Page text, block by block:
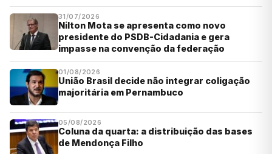
31/07/2026
Nilton Mota se apresenta como novo
presidente do PSDB-Cidadania e gera
impasse na convenção da federação
01/08/2026
União Brasil decide não integrar coligação
majoritária em Pernambuco
05/08/2026
Coluna da quarta: a distribuição das bases
de Mendonça Filho